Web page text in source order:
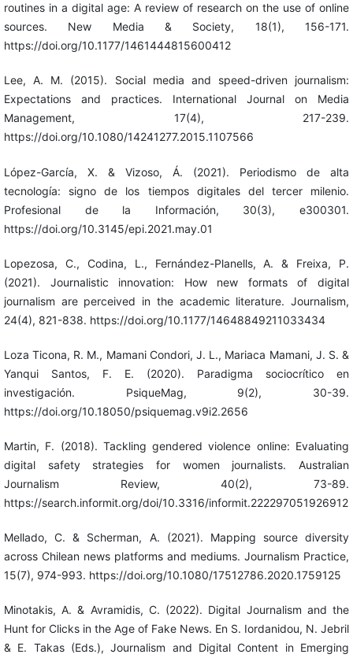
routines in a digital age: A review of research on the use of online
sources. New Media & Society, 18(1), 156-171.
https://doi.org/10.1177/1461444815600412
Lee, A. M. (2015). Social media and speed-driven journalism:
Expectations and practices. International Journal on Media
Management, 17(4), 217-239.
https://doi.org/10.1080/14241277.2015.1107566
López-García, X. & Vizoso, Á. (2021). Periodismo de alta
tecnología: signo de los tiempos digitales del tercer milenio.
Profesional de la Información, 30(3), e300301.
https://doi.org/10.3145/epi.2021.may.01
Lopezosa, C., Codina, L., Fernández-Planells, A. & Freixa, P.
(2021). Journalistic innovation: How new formats of digital
journalism are perceived in the academic literature. Journalism,
24(4), 821-838. https://doi.org/10.1177/14648849211033434
Loza Ticona, R. M., Mamani Condori, J. L., Mariaca Mamani, J. S. &
Yanqui Santos, F. E. (2020). Paradigma sociocrítico en
investigación. PsiqueMag, 9(2), 30-39.
https://doi.org/10.18050/psiquemag.v9i2.2656
Martin, F. (2018). Tackling gendered violence online: Evaluating
digital safety strategies for women journalists. Australian
Journalism Review, 40(2), 73-89.
https://search.informit.org/doi/10.3316/informit.222297051926912
Mellado, C. & Scherman, A. (2021). Mapping source diversity
across Chilean news platforms and mediums. Journalism Practice,
15(7), 974-993. https://doi.org/10.1080/17512786.2020.1759125
Minotakis, A. & Avramidis, C. (2022). Digital Journalism and the
Hunt for Clicks in the Age of Fake News. En S. Iordanidou, N. Jebril
& E. Takas (Eds.), Journalism and Digital Content in Emerging